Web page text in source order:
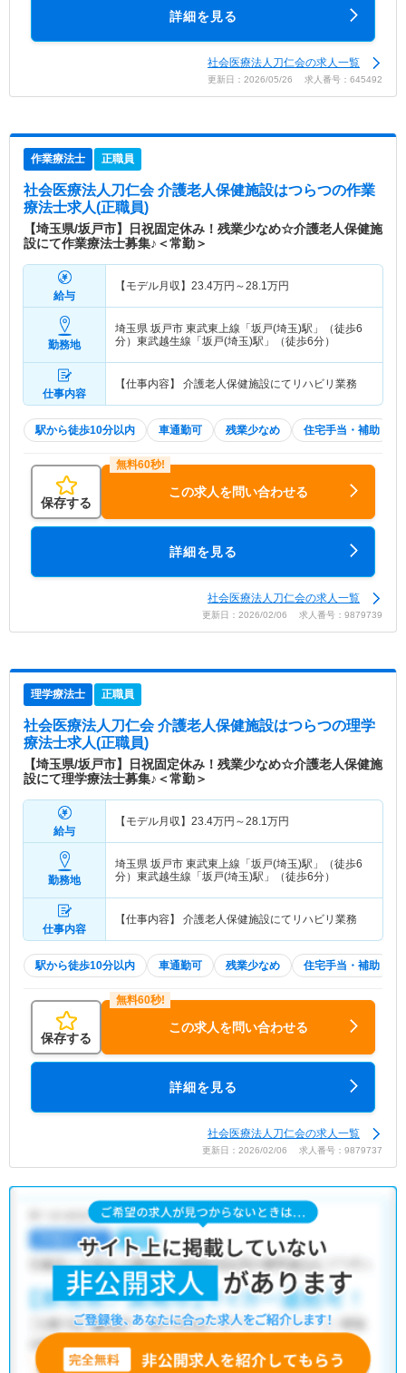
詳細を見る
社会医療法人刀仁会の求人一覧
更新日：2026/05/26 求人番号：645492
作業療法士 正職員
社会医療法人刀仁会 介護老人保健施設はつらつの作業
療法士求人(正職員)
【埼玉県/坂戸市】日祝固定休み！残業少なめ☆介護老人保健施
設にて作業療法士募集♪＜常勤＞
給与
【モデル月収】 23.4万円～28.1 万円
勤務地
埼玉県 坂戸市 東武東上線「坂戸(埼玉)駅」（徒歩6
分）東武越生線「坂戸(埼玉)駅」（徒歩6分）
仕事内容
【仕事内容】 介護老人保健施設にてリハビリ業務
駅から徒歩10分以内 車通勤可 残業少なめ 住宅手当・補助
保存する
この求人を問い合わせる
詳細を見る
社会医療法人刀仁会の求人一覧
更新日：2026/02/06 求人番号：9879739
理学療法士 正職員
社会医療法人刀仁会 介護老人保健施設はつらつの理学
療法士求人(正職員)
【埼玉県/坂戸市】日祝固定休み！残業少なめ☆介護老人保健施
設にて理学療法士募集♪＜常勤＞
給与
【モデル月収】 23.4万円～28.1 万円
勤務地
埼玉県 坂戸市 東武東上線「坂戸(埼玉)駅」（徒歩6
分）東武越生線「坂戸(埼玉)駅」（徒歩6分）
仕事内容
【仕事内容】 介護老人保健施設にてリハビリ業務
駅から徒歩10分以内 車通勤可 残業少なめ 住宅手当・補助
保存する
この求人を問い合わせる
詳細を見る
社会医療法人刀仁会の求人一覧
更新日：2026/02/06 求人番号：9879737